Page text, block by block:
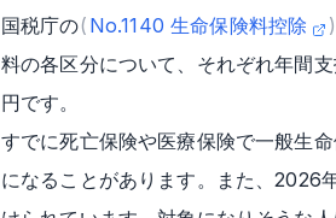
国税庁の( No.1140 生命保険料控除 )
料の各区分について、それぞれ年間
円です。
すでに死亡保険や医療保険で一般生
になることがあります。また、2026